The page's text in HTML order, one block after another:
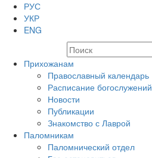
РУС
УКР
ENG
Прихожанам
Православный календарь
Расписание богослужений
Новости
Публикации
Знакомство с Лаврой
Паломникам
Паломнический отдел